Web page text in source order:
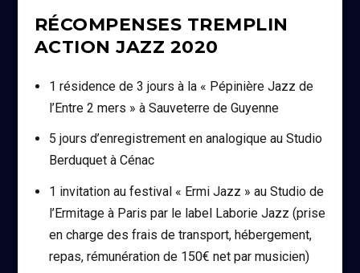
RÉCOMPENSES TREMPLIN
ACTION JAZZ 2020
1 résidence de 3 jours à la « Pépinière Jazz de
l’Entre 2 mers » à Sauveterre de Guyenne
5 jours d’enregistrement en analogique au Studio
Berduquet à Cénac
1 invitation au festival « Ermi Jazz » au Studio de
l’Ermitage à Paris par le label Laborie Jazz (prise
en charge des frais de transport, hébergement,
repas, rémunération de 150€ net par musicien)